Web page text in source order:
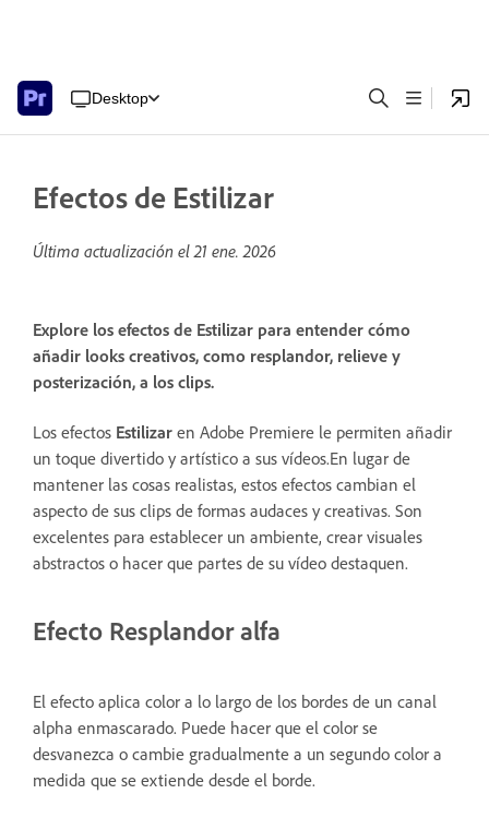
Desktop
Efectos de Estilizar
Última actualización el21 ene. 2026
Explore los efectos de Estilizar para entender cómo
añadir looks creativos, como resplandor, relieve y
posterización, a los clips.
Los efectos Estilizar en Adobe Premiere le permiten añadir
un toque divertido y artístico a sus vídeos.En lugar de
mantener las cosas realistas, estos efectos cambian el
aspecto de sus clips de formas audaces y creativas. Son
excelentes para establecer un ambiente, crear visuales
abstractos o hacer que partes de su vídeo destaquen.
Efecto Resplandor alfa
El efecto aplica color a lo largo de los bordes de un canal
alpha enmascarado. Puede hacer que el color se
desvanezca o cambie gradualmente a un segundo color a
medida que se extiende desde el borde.